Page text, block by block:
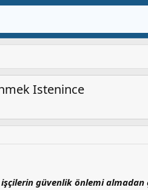
Istenince
güvenlik önlemi